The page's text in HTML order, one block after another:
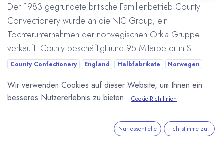
Der 1983 gegründete britische Familienbetrieb County
Convectionery wurde an die NIC Group, ein
Tochterunternehmen der norwegischen Orkla Gruppe
verkauft. County beschäftigt rund 95 Mitarbeiter in St. ...
County Confectionery England Halbfabrikate
Norwegen
Mehr lesen
Wir verwenden Cookies auf dieser Website, um Ihnen ein
besseres Nutzererlebnis zu bieten.
Cookie-Richtlinien
Nur essentielle Ich stimme zu